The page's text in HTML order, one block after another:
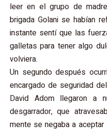
leer en el grupo de
brigada Golani se habían
instante sentí que las
galletas para tener algo
volviera.
Un segundo después
encargado de seguridad
David Adom llegaron a
desgarrador, que
mente se negaba a